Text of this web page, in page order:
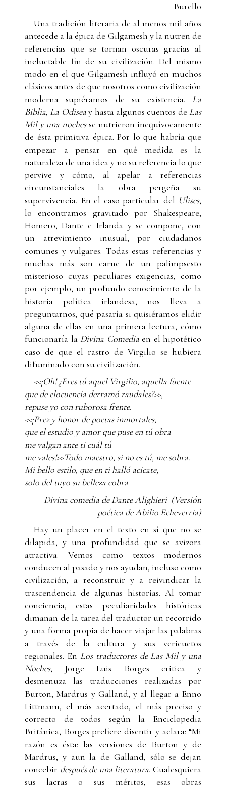
Burello
Una tradición literaria de al menos mil años
antecede a la épica de Gilgamesh y la nutren de
referencias que se tornan oscuras gracias al
ineluctable fin de su civilización. Del mismo
modo en el que Gilgamesh influyó en muchos
clásicos antes de que nosotros como civilización
moderna supiéramos de su existencia. La
Biblia, La Odiseay hasta algunos cuentos de Las
Mil y una nochesse nutrieron inequívocamente
de ésta primitiva épica. Por lo que habría que
empezar a pensar en qué medida es la
naturaleza de una idea y no su referencia lo que
pervive y cómo, al apelar a referencias
circunstanciales la obra pergeña su
supervivencia. En el caso particular del Ulises,
lo encontramos gravitado por Shakespeare,
Homero, Dante e Irlanda y se compone, con
un atrevimiento inusual, por ciudadanos
comunes y vulgares. Todas estas referencias y
muchas más son carne de un palimpsesto
misterioso cuyas peculiares exigencias, como
por ejemplo, un profundo conocimiento de la
historia política irlandesa, nos lleva a
preguntarnos, qué pasaría si quisiéramos elidir
alguna de ellas en una primera lectura, cómo
funcionaría la Divina Comediaen el hipotético
caso de que el rastro de Virgilio se hubiera
difuminado con su civilización.
<<¡Oh! ¿Eres tú aquel Virgilio, aquella fuente
que de elocuencia derramó raudales?>>,
repuse yo con ruborosa frente.
<<¡Prez y honor de poetas inmortales,
que el estudio y amor que puse en tú obra
me valgan ante ti cuál tú
me vales!>>Todo maestro, si no es tú, me sobra.
Mi bello estilo, que en ti halló acicate,
solo del tuyo su belleza cobra
Divina comedia de Dante Alighieri (Versión
poética de Abilio Echeverria)
Hay un placer en el texto en sí que no se
dilapida, y una profundidad que se avizora
atractiva. Vemos como textos modernos
conducen al pasado y nos ayudan, incluso como
civilización, a reconstruir y a reivindicar la
trascendencia de algunas historias. Al tomar
conciencia, estas peculiaridades históricas
dimanan de la tarea del traductor un recorrido
y una forma propia de hacer viajar las palabras
a través de la cultura y sus vericuetos
regionales. En Los traductores de Las Mil y una
Noches, Jorge Luis Borges critica y
desmenuza las traducciones realizadas por
Burton, Mardrus y Galland, y al llegar a Enno
Littmann, el más acertado, el más preciso y
correcto de todos según la Enciclopedia
Británica, Borges prefiere disentir y aclara: “Mi
razón es ésta: las versiones de Burton y de
Mardrus, y aun la de Galland, sólo se dejan
concebir después de una literatura. Cualesquiera
sus lacras o sus méritos, esas obras